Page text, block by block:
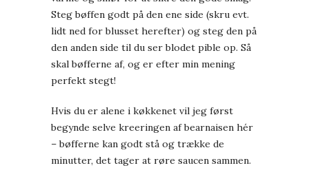
Steg bøffen godt på den ene side (skru evt.
lidt ned for blusset herefter) og steg den på
den anden side til du ser blodet pible op. Så
skal bøfferne af, og er efter min mening
perfekt stegt!
Hvis du er alene i køkkenet vil jeg først
begynde selve kreeringen af bearnaisen hér
– bøfferne kan godt stå og trække de
minutter, det tager at røre saucen sammen.